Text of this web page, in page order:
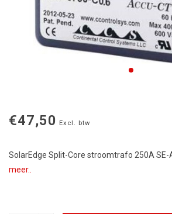
€47,50 Excl. btw
SolarEdge Split-Core stroomtrafo 250A SE-
meer..